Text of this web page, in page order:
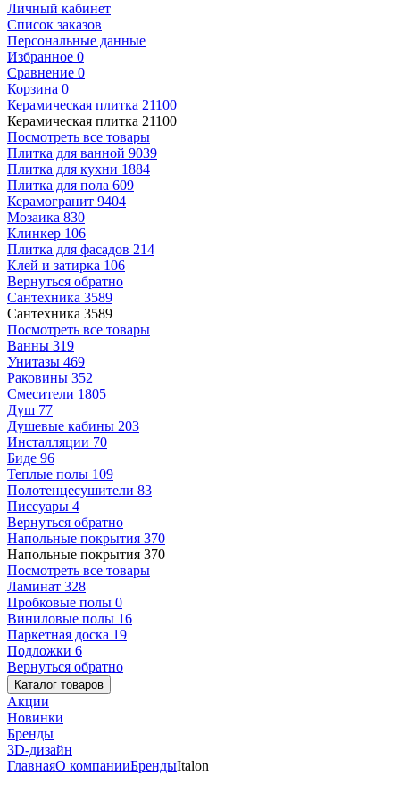
Личный кабинет
Список заказов
Персональные данные
Избранное 0
Сравнение 0
Корзина 0
Керамическая плитка 21100
Керамическая плитка 21100
Посмотреть все товары
Плитка для ванной 9039
Плитка для кухни 1884
Плитка для пола 609
Керамогранит 9404
Мозаика 830
Клинкер 106
Плитка для фасадов 214
Клей и затирка 106
Вернуться обратно
Сантехника 3589
Сантехника 3589
Посмотреть все товары
Ванны 319
Унитазы 469
Раковины 352
Смесители 1805
Душ 77
Душевые кабины 203
Инсталляции 70
Биде 96
Теплые полы 109
Полотенцесушители 83
Писсуары 4
Вернуться обратно
Напольные покрытия 370
Напольные покрытия 370
Посмотреть все товары
Ламинат 328
Пробковые полы 0
Виниловые полы 16
Паркетная доска 19
Подложки 6
Вернуться обратно
Каталог товаров
Акции
Новинки
Бренды
3D-дизайн
ГлавнаяО компанииБрендыItalon